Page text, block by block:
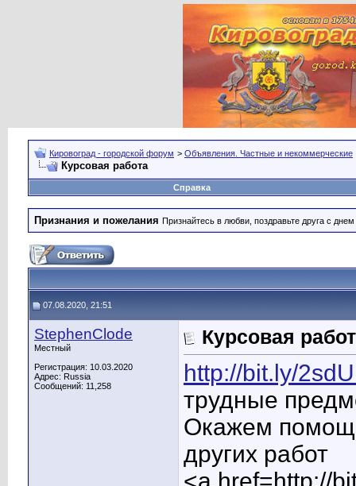
Кировоград - городской форум > Объявления. Частные и некоммерческие
Курсовая работа
Справка
Признания и пожелания Признайтесь в любви, поздравьте друга с
07.08.2020, 21:51
StephenClode
Местный
Регистрация: 10.03.2020
Адрес: Russia
Сообщений: 11,258
Курсовая
http://bit.ly/
трудные
Окажем
других работ